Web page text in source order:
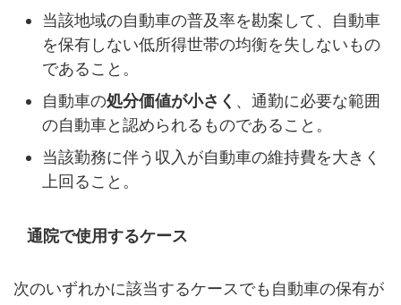
当該地域の自動車の普及率を勘案して、自動車
を保有しない低所得世帯の均衡を失しないもの
であること。
自動車の処分価値が小さく 、通勤に必要な範囲
の自動車と認められるものであること。
当該勤務に伴う収入が自動車の維持費を大きく
上回ること。
通院で使用するケース
次のいずれかに該当するケースでも自動車の保有が